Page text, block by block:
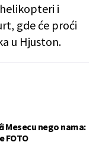
i
gde će proći
u Hjuston.
nego nama:
FOTO